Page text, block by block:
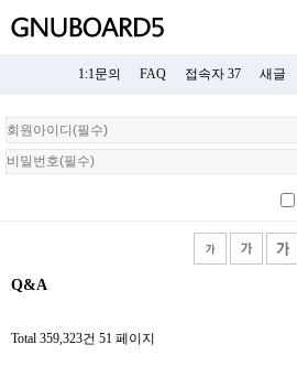
1:1문의 FAQ 접속자 37 새글
회
원
로
Q&A
Total 359,323건 51 페이지